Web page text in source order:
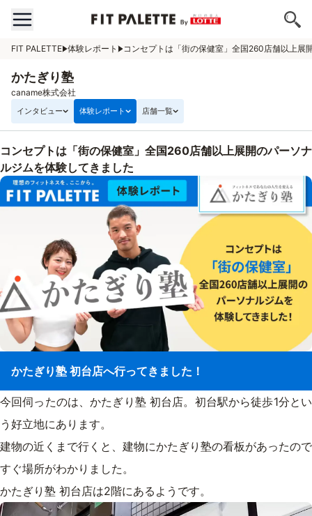
FIT PALETTE 体験レポート コンセプトは「街の保健室」全国260店舗以上展
かたぎり塾
caname株式会社
インタビュー 体験レポート 店舗一覧
コンセプトは「街の保健室」全国260店舗以上展開のパーソナ
ルジムを体験してきました
かたぎり塾 初台店へ行ってきました！
今回伺ったのは、かたぎり塾 初台店。初台駅から徒歩1分とい
う好立地にあります。
建物の近くまで行くと、建物にかたぎり塾の看板があったので
すぐ場所がわかりました。
かたぎり塾 初台店は2階にあるようです。